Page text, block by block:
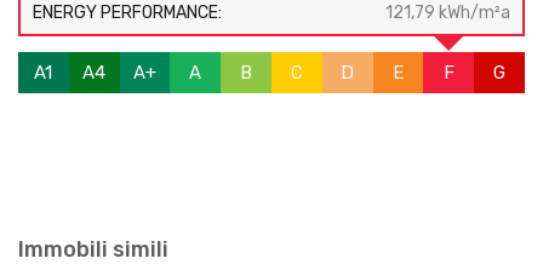
ENERGY PERFORMANCE:
121,79 kWh/m²a
A1 A4 A+ A B C D E F G
Immobili simili